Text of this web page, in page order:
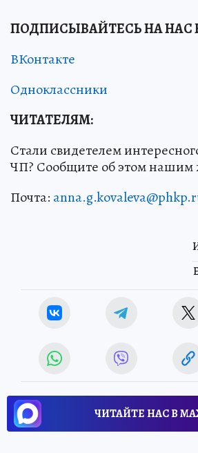
ПОДПИСЫВАЙТЕСЬ НА НАС
ВКонтакте
Одноклассники
ЧИТАТЕЛЯМ:
Стали свидетелем
ЧП? Сообщите об этом нашим
Почта:
ЧИТАЙТЕ НАС В